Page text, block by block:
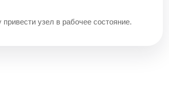
узел в рабочее состояние.